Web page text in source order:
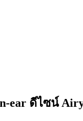
ear ดีไซน์